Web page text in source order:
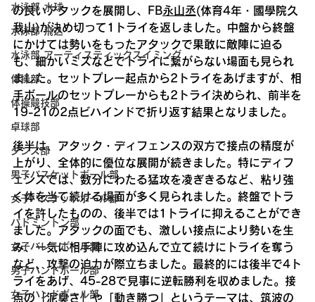
水泳部 水球
水泳部 飛込
水泳部 アーティスティックスイミング
体操部
体操競技部
卓球部
ダンス部
男子バスケットボール部
女子バスケットボール部
バドミントン部
女子バレーボール部
男子ハンドボール部
女子ハンドボール部
の良いアタックを展開し、FB永山丞(体育4年・國學院久
我山)が決め切って1トライを返しました。中盤から終盤
にかけては勢いをもったアタックで果敢に敵陣に迫る
も、細かいミスなどでトライに繋がらない場面も見られ
ました。セットプレー起点から2トライをあげますが、相
手ボールのセットプレーからも2トライ決められ、前半を
19-21の2点ビハインドで折り返す結果となりました。
後半は、アタック・ディフェンスの双方で接点の精度が
上がり、全体的に優位な展開が続きました。特にディフ
ェンスでは、数分にわたる猛攻を凌ぎきるなど、粘り強
く体を当て続ける場面が多く見られました。終盤でトラ
イを許したものの、後半では1トライに抑えることができ
ました。アタックの面でも、激しい接点により勢いを生
み、一気に相手陣に攻め込んで立て続けにトライを奪う
など、攻撃の迫力が際立ちました。最終的には後半で4ト
ライをあげ、45-28で見事に逆転勝利を収めました。接
点の「泥臭さ」や「動き勝つ」というテーマは、筑波の